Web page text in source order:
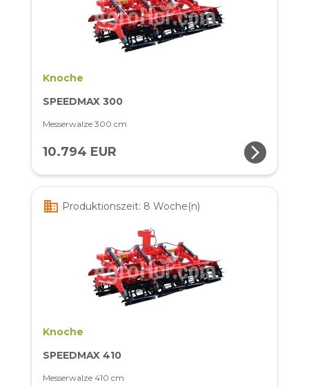
Knoche
SPEEDMAX 300
Messerwalze 300 cm
10.794 EUR arrow_forward_ios
business Produktionszeit: 8 Woche(n)
Knoche
SPEEDMAX 410
Messerwalze 410 cm